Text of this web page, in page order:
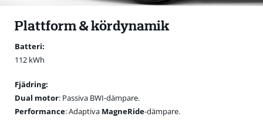
Plattform & kördynamik
Batteri:
112 kWh
Fjädring:
Dual motor: Passiva BWI-dämpare.
Performance: Adaptiva MagneRide-dämpare.